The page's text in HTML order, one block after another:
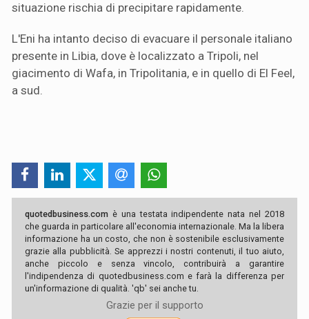
situazione rischia di precipitare rapidamente.
L'Eni ha intanto deciso di evacuare il personale italiano
presente in Libia, dove è localizzato a Tripoli, nel
giacimento di Wafa, in Tripolitania, e in quello di El Feel,
a sud.
quotedbusiness.com è una testata indipendente nata nel 2018
che guarda in particolare all'economia internazionale. Ma la libera
informazione ha un costo, che non è sostenibile esclusivamente
grazie alla pubblicità. Se apprezzi i nostri contenuti, il tuo aiuto,
anche piccolo e senza vincolo, contribuirà a garantire
l'indipendenza di quotedbusiness.com e farà la differenza per
un'informazione di qualità. 'qb' sei anche tu.
Grazie per il supporto